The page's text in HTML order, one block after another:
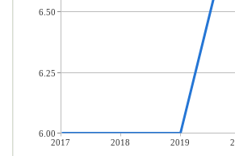
2017 2018 2019
6.50
6.25
6.00